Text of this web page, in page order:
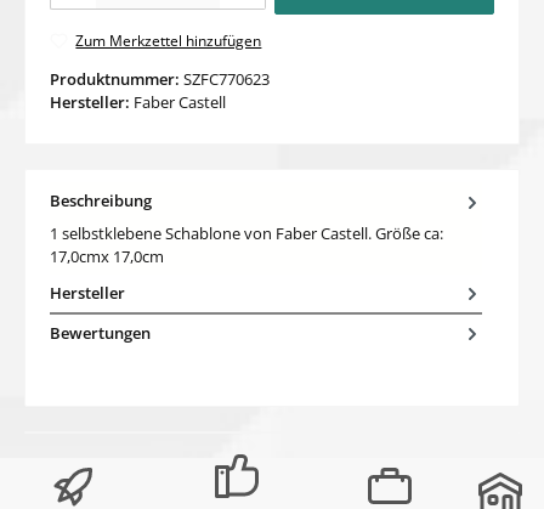
Zum Merkzettel hinzufügen
Produktnummer: SZFC770623
Hersteller: Faber Castell
Beschreibung
1 selbstklebene Schablone von Faber Castell. Größe ca:
17,0cmx 17,0cm
Hersteller
Bewertungen